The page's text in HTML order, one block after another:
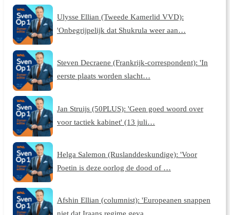
Ulysse Ellian (Tweede Kamerlid VVD):
'Onbegrijpelijk dat Shukrula weer aan…
Steven Decraene (Frankrijk-correspondent): 'In
eerste plaats worden slacht…
Jan Struijs (50PLUS): 'Geen goed woord over
voor tactiek kabinet' (13 juli…
Helga Salemon (Ruslanddeskundige): 'Voor
Poetin is deze oorlog de dood of …
Afshin Ellian (columnist): 'Europeanen snappen